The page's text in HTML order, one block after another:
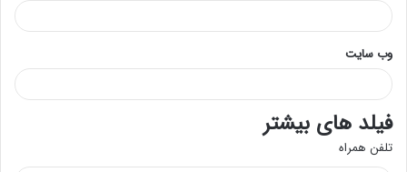
وب‌ سایت
فیلد های بیشتر
تلفن همراه